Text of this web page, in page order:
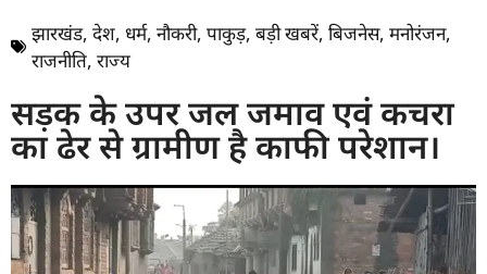
झारखंड, देश, धर्म, नौकरी, पाकुड़, बड़ी खबरें, बिजनेस, मनोरंजन,
राजनीति, राज्य
सड़क के उपर जल जमाव एवं कचरा
का ढेर से ग्रामीण है काफी परेशान।